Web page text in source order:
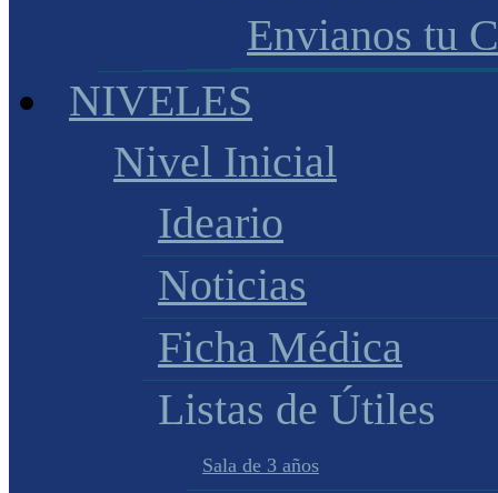
Envianos tu
NIVELES
Nivel Inicial
Ideario
Noticias
Ficha Médica
Listas de Útiles
Sala de 3 años